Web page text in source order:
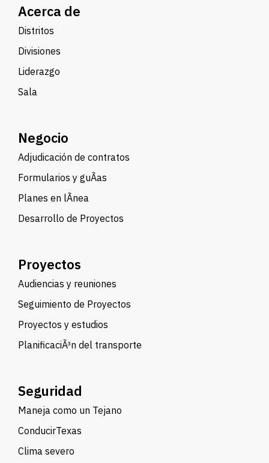
Acerca de
Distritos
Divisiones
Liderazgo
Sala
Negocio
Adjudicación de contratos
Formularios y guÃ­as
Planes en lÃ­nea
Desarrollo de Proyectos
Proyectos
Audiencias y reuniones
Seguimiento de Proyectos
Proyectos y estudios
PlanificaciÃ³n del transporte
Seguridad
Maneja como un Tejano
ConducirTexas
Clima severo